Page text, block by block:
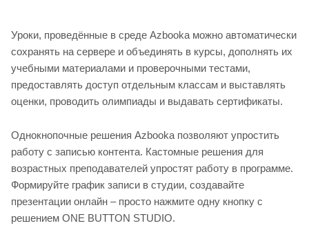
Уроки, проведённые в среде Azbooka можно автоматически
сохранять на сервере и объединять в курсы, дополнять их
учебными материалами и проверочными тестами,
предоставлять доступ отдельным классам и выставлять
оценки, проводить олимпиады и выдавать сертификаты.
Однокнопочные решения Azbooka позволяют упростить
работу с записью контента. Кастомные решения для
возрастных преподавателей упростят работу в программе.
Формируйте график записи в студии, создавайте
презентации онлайн – просто нажмите одну кнопку с
решением ONE BUTTON STUDIO.